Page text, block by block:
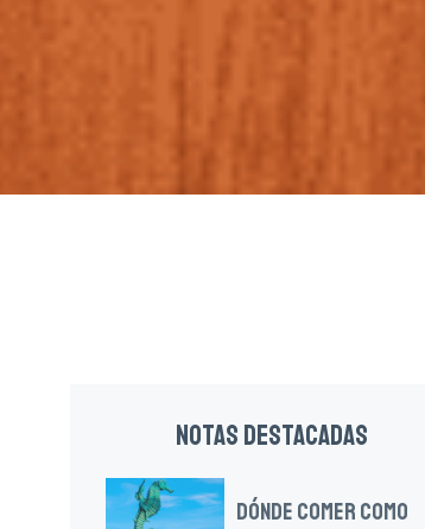
NOTAS DESTACADAS
DÓNDE COMER COMO